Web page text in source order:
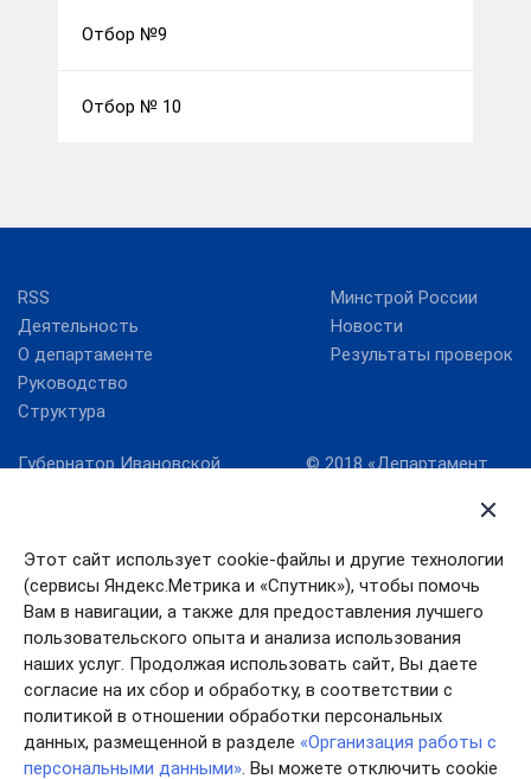
Этот сайт использует cookie-файлы и другие технологии
(сервисы Яндекс.Метрика и «Спутник»), чтобы помочь
Вам в навигации, а также для предоставления лучшего
пользовательского опыта и анализа использования
наших услуг. Продолжая использовать сайт, Вы даете
согласие на их сбор и обработку, в соответствии с
политикой в отношении обработки персональных
данных, размещенной в разделе «Организация работы с
персональными данными». Вы можете отключить cookie
Отбор №9
Отбор № 10
RSS
Деятельность
О департаменте
Руководство
Структура
Минстрой России
Новости
Результаты проверок
Губернатор Ивановской
Ивановской области
Служба
государственной
жилищной инспекции
© 2018 «Департамент
области» официальный